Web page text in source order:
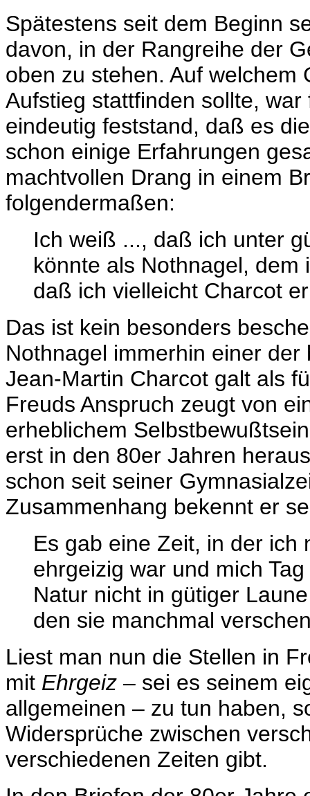
Spätestens seit dem Beginn
davon, in der Rangreihe der
oben zu stehen. Auf welchem
Aufstieg stattfinden sollte,
eindeutig feststand, daß es
schon einige Erfahrungen
machtvollen Drang in einem
folgendermaßen:
Ich weiß ..., daß ich unter
könnte als Nothnagel,
daß ich vielleicht Charcot
Das ist kein besonders
Nothnagel immerhin einer
Jean-Martin Charcot galt als
Freuds Anspruch zeugt von
erheblichem
erst in den 80er Jahren
schon seit seiner
Zusammenhang bekennt er
Es gab eine Zeit, in der ich
ehrgeizig war und mich
Natur nicht in gütiger
den sie manchmal
Liest man nun die Stellen in
mit Ehrgeiz – sei es seinem
allgemeinen – zu tun haben,
Widersprüche zwischen
verschiedenen Zeiten gibt.